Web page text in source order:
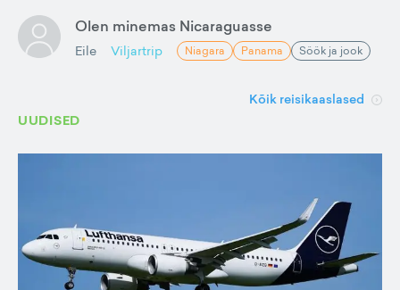
Olen minemas Nicaraguasse
Eile Viljartrip Niagara Panama Söök ja jook
Kõik reisikaaslased
UUDISED